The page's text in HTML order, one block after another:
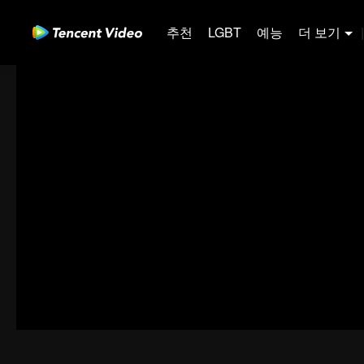
추천 LGBT 예능 더 보기 |